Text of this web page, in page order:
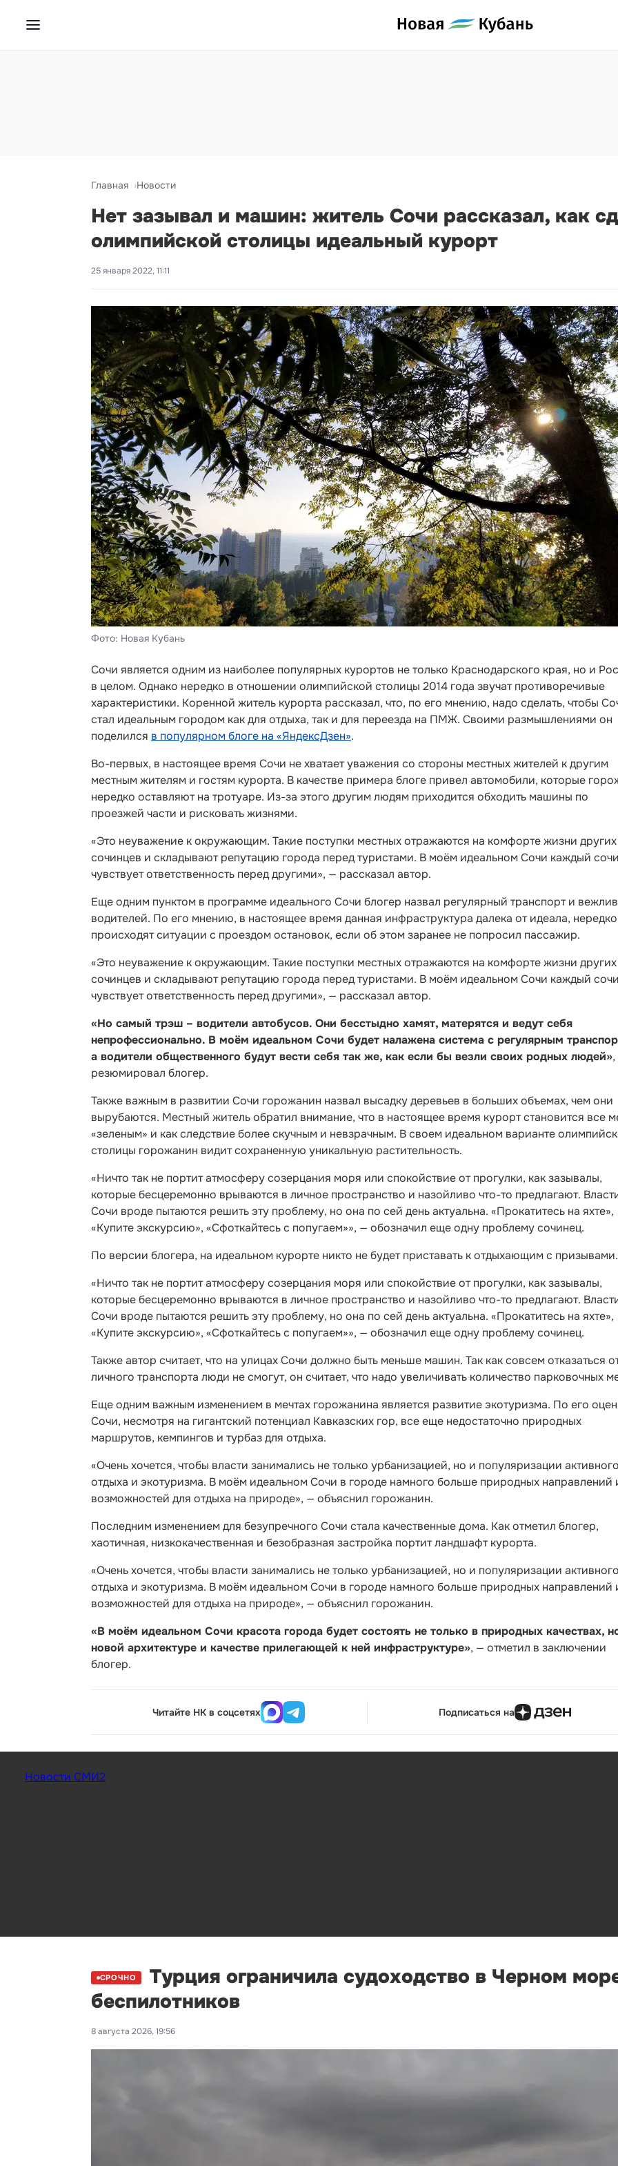
Главная Новости
Нет зазывал и машин: житель Сочи рассказал, как
олимпийской столицы идеальный курорт
25 января 2022, 11:11
Фото: Новая Кубань
Сочи является одним из наиболее популярных курортов не только Краснодарского края, но и
в целом. Однако нередко в отношении олимпийской столицы 2014 года звучат противоречивые
характеристики. Коренной житель курорта рассказал, что, по его мнению, надо сделать, чтобы
стал идеальным городом как для отдыха, так и для переезда на ПМЖ. Своими размышлениями он
поделился в популярном блоге на «ЯндексДзен».
Во-первых, в настоящее время Сочи не хватает уважения со стороны местных жителей к другим
местным жителям и гостям курорта. В качестве примера блоге привел автомобили, которые
нередко оставляют на тротуаре. Из-за этого другим людям приходится обходить машины по
проезжей части и рисковать жизнями.
«Это неуважение к окружающим. Такие поступки местных отражаются на комфорте жизни других
сочинцев и складывают репутацию города перед туристами. В моём идеальном Сочи каждый
чувствует ответственность перед другими», — рассказал автор.
Еще одним пунктом в программе идеального Сочи блогер назвал регулярный транспорт и
водителей. По его мнению, в настоящее время данная инфраструктура далека от идеала, нередко
происходят ситуации с проездом остановок, если об этом заранее не попросил пассажир.
«Это неуважение к окружающим. Такие поступки местных отражаются на комфорте жизни других
сочинцев и складывают репутацию города перед туристами. В моём идеальном Сочи каждый
чувствует ответственность перед другими», — рассказал автор.
«Но самый трэш – водители автобусов. Они бесстыдно хамят, матерятся и ведут себя
непрофессионально. В моём идеальном Сочи будет налажена система с регулярным
а водители общественного будут вести себя так же, как если бы везли своих родных людей»
резюмировал блогер.
Также важным в развитии Сочи горожанин назвал высадку деревьев в больших объемах, чем они
вырубаются. Местный житель обратил внимание, что в настоящее время курорт становится все
«зеленым» и как следствие более скучным и невзрачным. В своем идеальном варианте
столицы горожанин видит сохраненную уникальную растительность.
«Ничто так не портит атмосферу созерцания моря или спокойствие от прогулки, как зазывалы,
которые бесцеремонно врываются в личное пространство и назойливо что-то предлагают.
Сочи вроде пытаются решить эту проблему, но она по сей день актуальна. «Прокатитесь на яхте»,
«Купите экскурсию», «Сфоткайтесь с попугаем»», — обозначил еще одну проблему сочинец.
По версии блогера, на идеальном курорте никто не будет приставать к отдыхающим с призывами.
«Ничто так не портит атмосферу созерцания моря или спокойствие от прогулки, как зазывалы,
которые бесцеремонно врываются в личное пространство и назойливо что-то предлагают.
Сочи вроде пытаются решить эту проблему, но она по сей день актуальна. «Прокатитесь на яхте»,
«Купите экскурсию», «Сфоткайтесь с попугаем»», — обозначил еще одну проблему сочинец.
Также автор считает, что на улицах Сочи должно быть меньше машин. Так как совсем отказаться
личного транспорта люди не смогут, он считает, что надо увеличивать количество парковочных
Еще одним важным изменением в мечтах горожанина является развитие экотуризма. По его
Сочи, несмотря на гигантский потенциал Кавказских гор, все еще недостаточно природных
маршрутов, кемпингов и турбаз для отдыха.
«Очень хочется, чтобы власти занимались не только урбанизацией, но и популяризации активного
отдыха и экотуризма. В моём идеальном Сочи в городе намного больше природных направлений
возможностей для отдыха на природе», — объяснил горожанин.
Последним изменением для безупречного Сочи стала качественные дома. Как отметил блогер,
хаотичная, низкокачественная и безобразная застройка портит ландшафт курорта.
«Очень хочется, чтобы власти занимались не только урбанизацией, но и популяризации активного
отдыха и экотуризма. В моём идеальном Сочи в городе намного больше природных направлений
возможностей для отдыха на природе», — объяснил горожанин.
«В моём идеальном Сочи красота города будет состоять не только в природных качествах,
новой архитектуре и качестве прилегающей к ней инфраструктуре», — отметил в заключении
блогер.
Читайте НК в соцсетях Подписаться на
Новости СМИ2
СРОЧНО
Турция ограничила судоходство в Черном
беспилотников
8 августа 2026, 19:56